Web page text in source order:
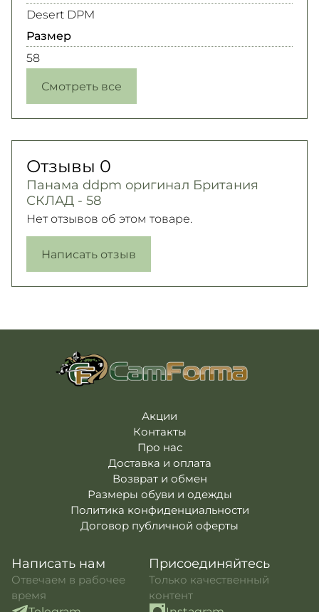
Desert DPM
Размер
58
Смотреть все
Отзывы 0
Панама ddpm оригинал Британия
СКЛАД - 58
Нет отзывов об этом товаре.
Написать отзыв
Акции
Контакты
Про нас
Доставка и оплата
Возврат и обмен
Размеры обуви и одежды
Политика конфиденциальности
Договор публичной оферты
Написать нам
Отвечаем в рабочее
время
Присоединяйтесь
Только качественный
контент